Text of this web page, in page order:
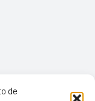
de